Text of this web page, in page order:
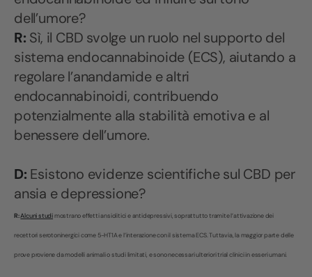
dell’umore?
R: Sì, il CBD svolge un ruolo nel supporto del
sistema endocannabinoide (ECS), aiutando a
regolare l’anandamide e altri
endocannabinoidi, contribuendo
potenzialmente alla stabilità emotiva e al
benessere dell’umore.
D: Esistono evidenze scientifiche sul CBD per
ansia e depressione?
R:Alcuni studimostrano effetti ansiolitici e antidepressivi, soprattutto tramite l’attivazione dei
recettori serotoninergici come 5-HT1A e l’interazione con il sistema ECS. Tuttavia, la maggior parte delle
prove proviene da modelli animali o studi limitati, e sono necessari ulteriori trial clinici in esseri umani.